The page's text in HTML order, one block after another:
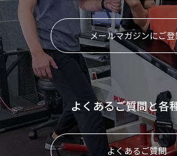
メールマガジンにご
よくあるご質問と各
よくあるご質問